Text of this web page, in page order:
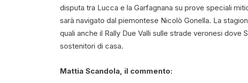
disputa tra Lucca e la Garfagnana su prove speciali
sarà navigato dal piemontese Nicolò Gonella. La
quali anche il Rally Due Valli sulle strade veronesi
sostenitori di casa.
Mattia Scandola, il commento: